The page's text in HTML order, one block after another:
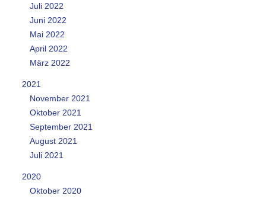
Juli 2022
Juni 2022
Mai 2022
April 2022
März 2022
2021
November 2021
Oktober 2021
September 2021
August 2021
Juli 2021
2020
Oktober 2020